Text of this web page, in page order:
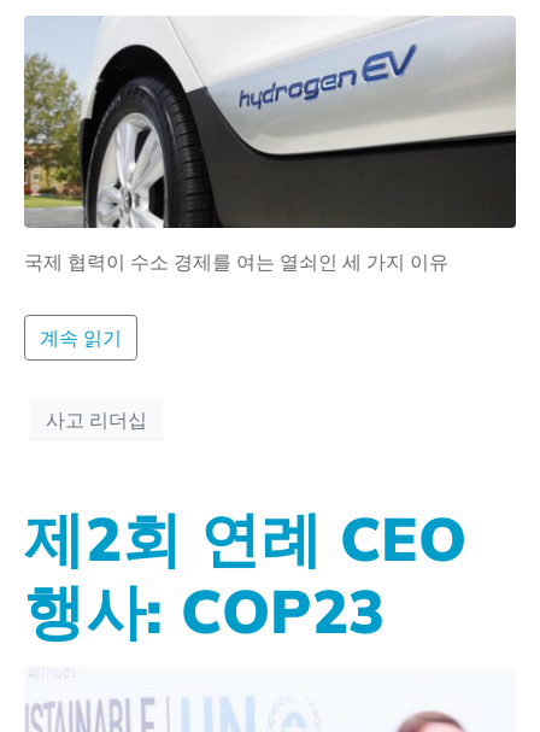
국제 협력이 수소 경제를 여는 열쇠인 세 가지 이유
계속 읽기
사고 리더십
제2회 연례 CEO
행사: COP23